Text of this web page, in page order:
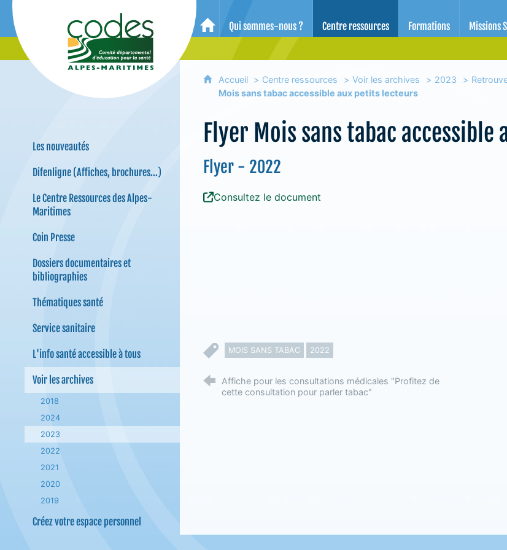
CoDES 06 - Comité départemental d'éducation pour la santé des Alpes-Maritimes
Accueil
Qui sommes-nous ? Centre ressources Formations Missions
Les nouveautés
Difenligne (Affiches, brochures...)
Le Centre Ressources des Alpes-
Maritimes
Coin Presse
Dossiers documentaires et
bibliographies
Thématiques santé
Service sanitaire
L'info santé accessible à tous
Voir les archives
2018
2024
2023
2022
2021
2020
2019
Créez votre espace personnel
Accueil Centre ressources Voir les archives 2023
Mois sans tabac accessible aux petits lecteurs
Flyer Mois sans tabac
Flyer - 2022
Consultez le document
MOIS SANS TABAC 2022
Affiche pour les consultations médicales "Profitez de
cette consultation pour parler tabac"